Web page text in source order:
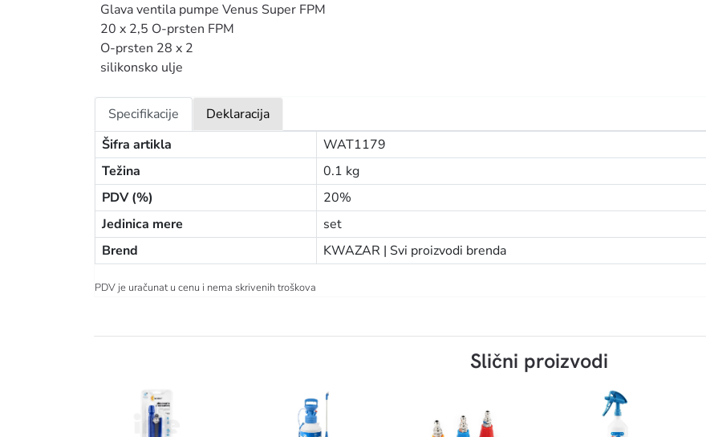
Glava ventila pumpe Venus Super FPM
20 x 2,5 O-prsten FPM
O-prsten 28 x 2
silikonsko ulje
Specifikacije
Deklaracija
Šifra artikla
WAT1179
Težina
0.1 kg
PDV (%)
20%
Jedinica mere
set
Brend
KWAZAR | Svi proizvodi brenda
PDV je uračunat u cenu i nema skrivenih troškova
Slični proizvodi